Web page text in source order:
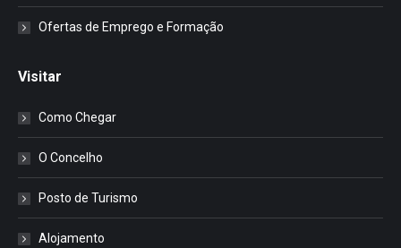
Ofertas de Emprego e Formação
Visitar
Como Chegar
O Concelho
Posto de Turismo
Alojamento